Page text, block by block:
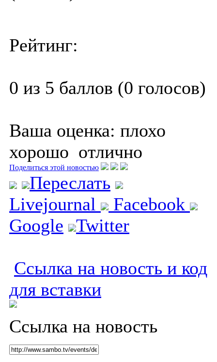
Рейтинг:
0 из 5 баллов (0 голосов)
Ваша оценка: плохо
хорошо отлично
Поделиться этой новостью
Переслать
Livejournal
Facebook
Google
Twitter
Ссылка на новость и код
для вставки
Ссылка на новость